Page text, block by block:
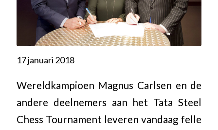
17 januari 2018
Wereldkampioen Magnus Carlsen en de
andere deelnemers aan het Tata Steel
Chess Tournament leveren vandaag felle